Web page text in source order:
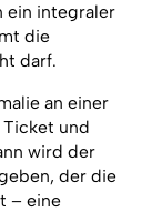
ein integraler
die
darf.
an einer
und
wird der
der die
– eine